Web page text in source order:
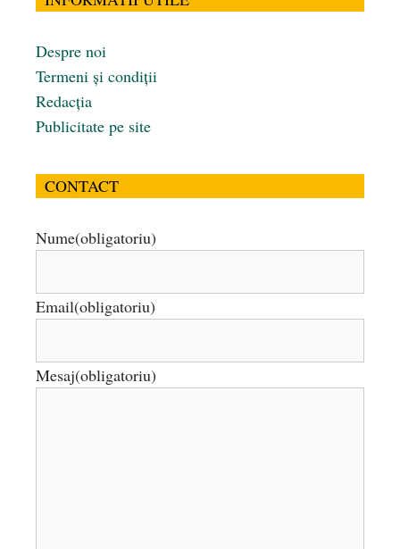
Despre noi
Termeni și condiții
Redacția
Publicitate pe site
CONTACT
Nume(obligatoriu)
Email(obligatoriu)
Mesaj(obligatoriu)